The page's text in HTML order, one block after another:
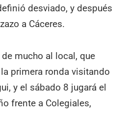
desviado, y después
a Cáceres.
mucho al local, que
primera ronda visitando
y el sábado 8 jugará el
frente a Colegiales,